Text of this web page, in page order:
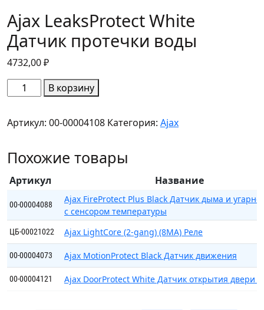
Ajax LeaksProtect White
Датчик протечки воды
4732,00₽
Количество
товара
LeaksProtect
Датчик
воды
В корзину
Артикул: 00-00004108 Категория: Ajax
Похожие товары
Артикул Название
00-00004088
Ajax FireProtect Plus Black Датчик дыма и
с сенсором температуры
ЦБ-00021022 Ajax LightCore (2-gang) (8MA) Реле
00-00004073 Ajax MotionProtect Black Датчик движения
00-00004121 Ajax DoorProtect White Датчик открытия двери